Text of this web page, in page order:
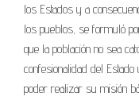
los Estados y a
los pueblos, se formuló
que la población no sea
confesionalidad del
poder realizar su misión